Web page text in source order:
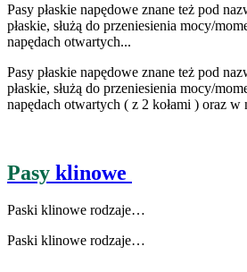
Pasy płaskie napędowe znane też pod
płaskie, służą do przeniesienia mocy/
napędach otwartych...
Pasy płaskie napędowe znane też pod
płaskie, służą do przeniesienia mocy/
napędach otwartych ( z 2 kołami ) oraz
Pasy klinowe
Paski klinowe rodzaje…
Paski klinowe rodzaje…